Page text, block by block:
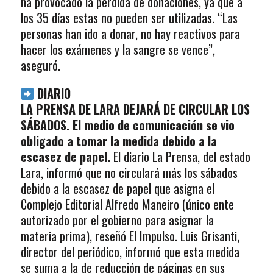
los 35 días estas no pueden ser utilizadas. “Las
personas han ido a donar, no hay reactivos para
hacer los exámenes y la sangre se vence”,
aseguró.
DIARIO
LA PRENSA DE LARA DEJARÁ DE CIRCULAR LOS
SÁBADOS. El medio de comunicación se vio
obligado a tomar la medida debido a la
escasez de papel.El diario La Prensa, del estado
Lara, informó que no circulará más los sábados
debido a la escasez de papel que asigna el
Complejo Editorial Alfredo Maneiro (único ente
autorizado por el gobierno para asignar la
materia prima), reseñó El Impulso. Luis Grisanti,
director del periódico, informó que esta medida
se suma a la de reducción de páginas en sus